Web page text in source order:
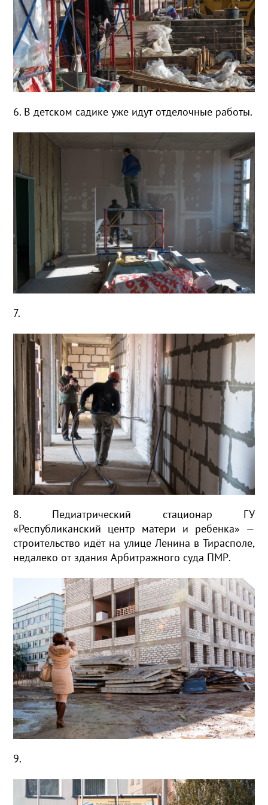
6. В детском садике уже идут отделочные работы.
7.
8. Педиатрический стационар ГУ
«Республиканский центр матери и ребенка» —
строительство идёт на улице Ленина в Тирасполе,
недалеко от здания Арбитражного суда ПМР.
9.